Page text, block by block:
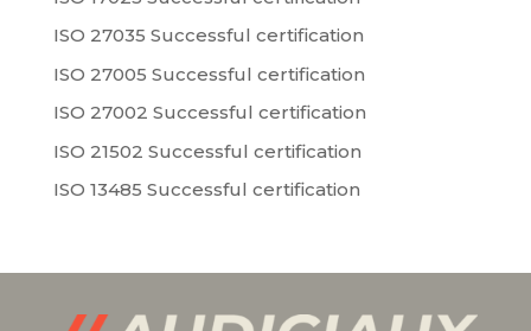
ISO 27035 Successful certification
ISO 27005 Successful certification
ISO 27002 Successful certification
ISO 21502 Successful certification
ISO 13485 Successful certification